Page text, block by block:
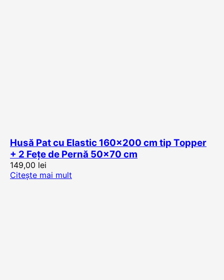
Husă Pat cu Elastic 160×200 cm tip Topper
+ 2 Fețe de Pernă 50×70 cm
149,00 lei
Citește mai mult